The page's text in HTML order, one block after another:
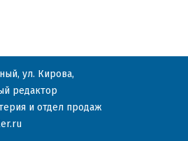
ул. Кирова,
редактор
и отдел продаж